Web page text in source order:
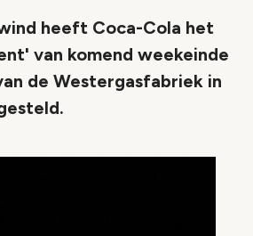
heeft Coca-Cola het
van komend weekeinde
de Westergasfabriek in